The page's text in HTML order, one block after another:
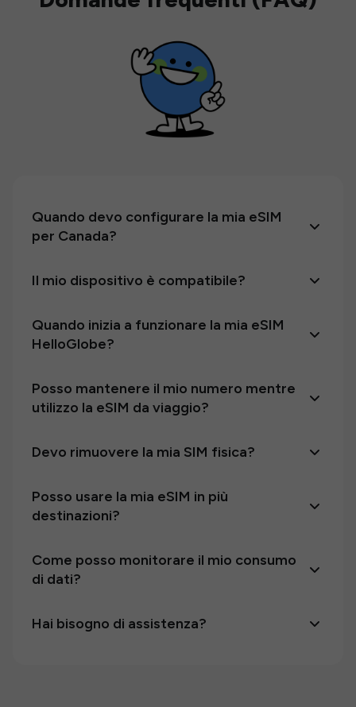
Quando devo configurare la mia eSIM
per Canada?
Il mio dispositivo è compatibile?
Quando inizia a funzionare la mia eSIM
HelloGlobe?
Posso mantenere il mio numero mentre
utilizzo la eSIM da viaggio?
Devo rimuovere la mia SIM fisica?
Posso usare la mia eSIM in più
destinazioni?
Come posso monitorare il mio consumo
di dati?
Hai bisogno di assistenza?